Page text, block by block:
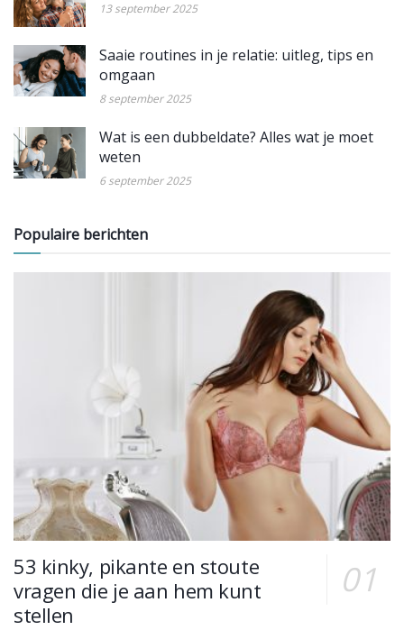
13 september 2025
Saaie routines in je relatie: uitleg, tips en
omgaan
8 september 2025
Wat is een dubbeldate? Alles wat je moet
weten
6 september 2025
Populaire berichten
53 kinky, pikante en stoute
vragen die je aan hem kunt
stellen